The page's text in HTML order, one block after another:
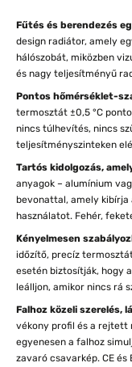
Fűtés és berendezés
design radiátor, amely
hálószobát, miközben
és nagy teljesítményű
Pontos hőmérséklet-
termosztát ±0,5 °C
nincs túlhevítés, nincs
teljesítményszinteken
Tartós kidolgozás,
anyagok – alumínium
bevonattal, amely kibírja
használatot. Fehér,
Kényelmesen
időzítő, precíz
esetén biztosítják, hogy
leálljon, amikor nincs rá
Falhoz közeli szerelés,
vékony profil és a rejtett
egyenesen a falhoz
zavaró csavarkép. CE